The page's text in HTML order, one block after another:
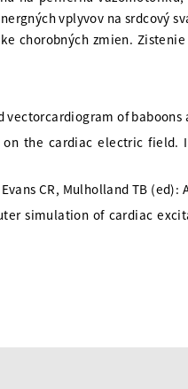
vplyvov na srdcový
chorobných zmien.
of baboons
the cardiac electric field.
CR, Mulholland TB
simulation of cardiac